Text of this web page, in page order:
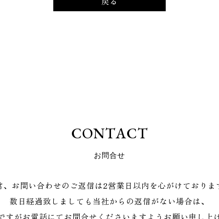
CONTACT
お問合せ
、お問い合わせのご返信は2営業日以内を心がけておりま
数日経過致しましても当社からの返信がない場合は、
すがお電話にてお問合せくださいますようお願い申し上